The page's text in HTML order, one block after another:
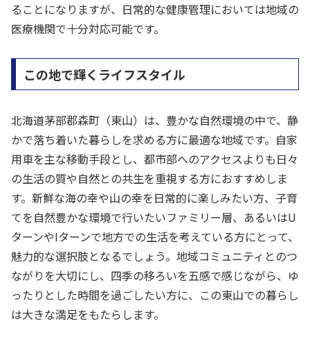
ることになりますが、日常的な健康管理においては地域の
医療機関で十分対応可能です。
この地で輝くライフスタイル
北海道茅部郡森町（東山）は、豊かな自然環境の中で、静
かで落ち着いた暮らしを求める方に最適な地域です。自家
用車を主な移動手段とし、都市部へのアクセスよりも日々
の生活の質や自然との共生を重視する方におすすめしま
す。新鮮な海の幸や山の幸を日常的に楽しみたい方、子育
てを自然豊かな環境で行いたいファミリー層、あるいはU
ターンやIターンで地方での生活を考えている方にとって、
魅力的な選択肢となるでしょう。地域コミュニティとのつ
ながりを大切にし、四季の移ろいを五感で感じながら、ゆ
ったりとした時間を過ごしたい方に、この東山での暮らし
は大きな満足をもたらします。